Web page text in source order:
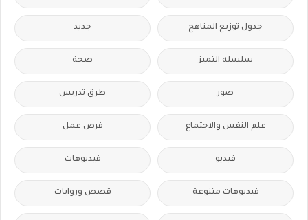
جدول توزيع المناهج جديد
سلسله التميز صحة
صور طرق تدريس
علم النفس والاجتماع فرص عمل
فيديو فيديوهات
فيديوهات متنوعة قصص وروايات